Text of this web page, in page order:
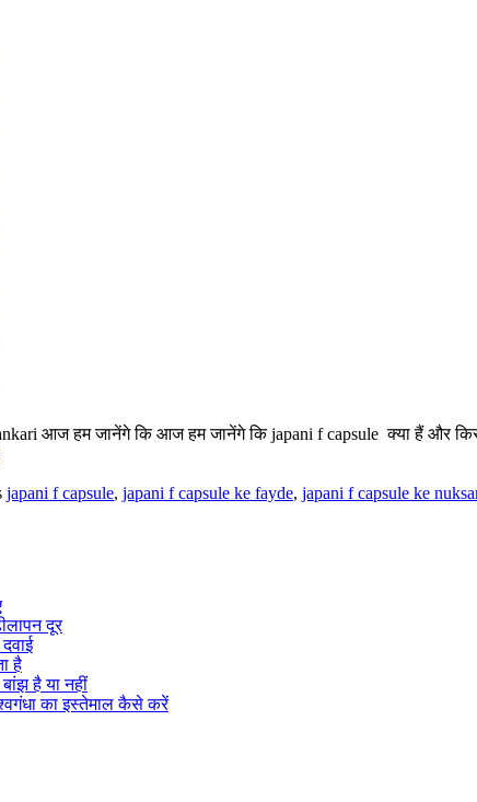
आज हम जानेंगे कि आज हम जानेंगे कि japani f capsule क्या हैं और
japani f capsule, japani f capsule ke fayde, japani f capsule ke
दूर
है
है या नहीं
का इस्तेमाल कैसे करें